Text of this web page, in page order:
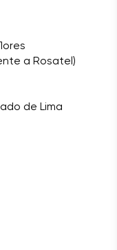
a Rosatel)
de Lima